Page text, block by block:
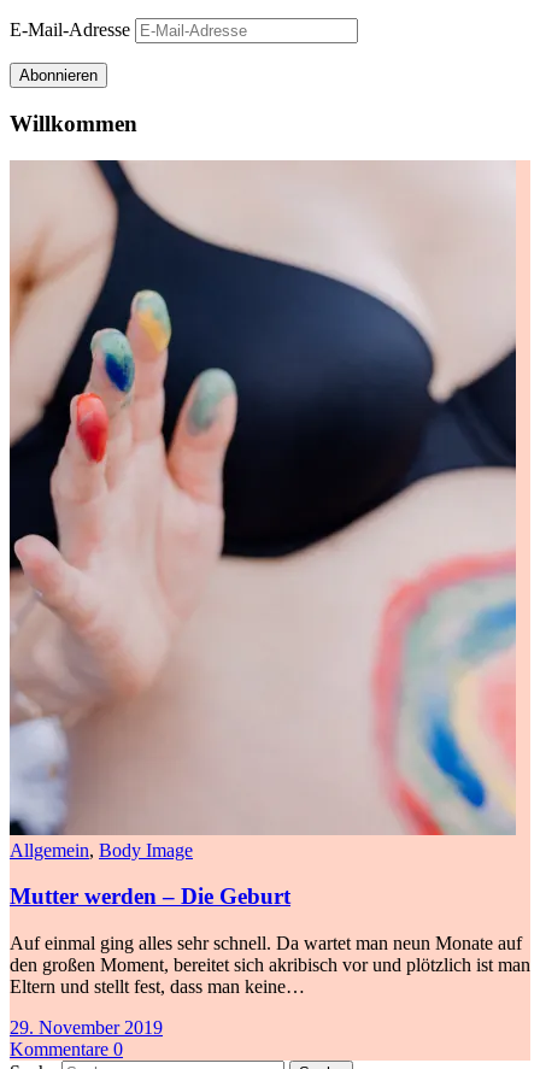
E-Mail-Adresse
Abonnieren
Willkommen
Allgemein, Body Image
Mutter werden – Die Geburt
Auf einmal ging alles sehr schnell. Da wartet man neun Monate auf
den großen Moment, bereitet sich akribisch vor und plötzlich ist man
Eltern und stellt fest, dass man keine…
29. November 2019
Kommentare 0